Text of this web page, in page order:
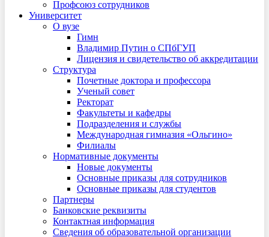
Профсоюз сотрудников
Университет
О вузе
Гимн
Владимир Путин о СПбГУП
Лицензия и свидетельство об аккредитации
Структура
Почетные доктора и профессора
Ученый совет
Ректорат
Факультеты и кафедры
Подразделения и службы
Международная гимназия «Ольгино»
Филиалы
Нормативные документы
Новые документы
Основные приказы для сотрудников
Основные приказы для студентов
Партнеры
Банковские реквизиты
Контактная информация
Сведения об образовательной организации